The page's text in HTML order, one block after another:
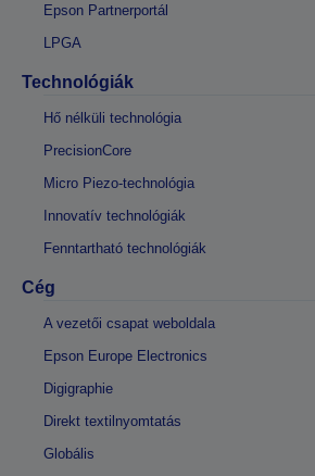
Epson Partnerportál
LPGA
Technológiák
Hő nélküli technológia
PrecisionCore
Micro Piezo-technológia
Innovatív technológiák
Fenntartható technológiák
Cég
A vezetői csapat weboldala
Epson Europe Electronics
Digigraphie
Direkt textilnyomtatás
Globális